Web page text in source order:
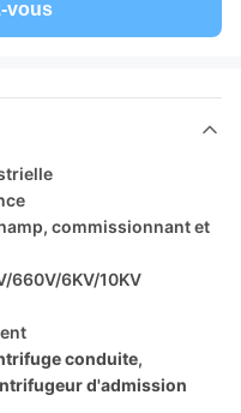
vous
commissionnant et
660V/6KV/10KV
conduite,
d'admission